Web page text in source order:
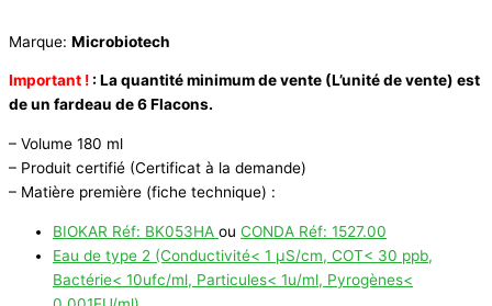
Marque: Microbiotech
Important ! : La quantité minimum de vente (L’unité de vente) est
de un fardeau de 6 Flacons.
– Volume 180 ml
– Produit certifié (Certificat à la demande)
– Matière première (fiche technique) :
BIOKAR Réf: BK053HA ou CONDA Réf: 1527.00
Eau de type 2 (Conductivité< 1 µS/cm, COT< 30 ppb,
Bactérie< 10ufc/ml, Particules< 1u/ml, Pyrogènes<